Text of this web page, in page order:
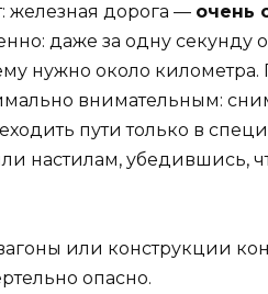
железная дорога — очень
даже за одну секунду
нужно около километра.
внимательным:
пути только в
настилам, убедившись,
или конструкции
опасно.